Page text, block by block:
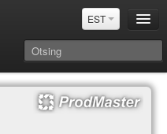
EST